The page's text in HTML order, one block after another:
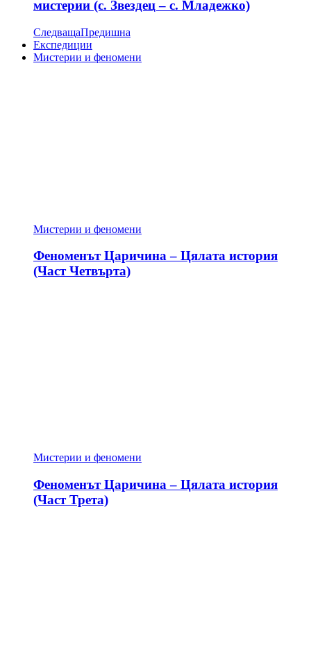
мистерии (с. Звездец – с. Младежко)
СледващаПредишна
Експедиции
Мистерии и феномени
Мистерии и феномени
Феноменът Царичина – Цялата история
(Част Четвърта)
Мистерии и феномени
Феноменът Царичина – Цялата история
(Част Трета)